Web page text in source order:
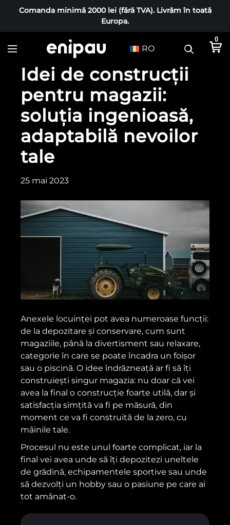
Comanda minimă 2000 lei (fără TVA). Livrăm în toată
Europa.
RO
0
Idei de construcții
pentru magazii:
soluția ingenioasă,
adaptabilă nevoilor
tale
25 mai 2023
Anexele locuinței pot avea numeroase funcții:
de la depozitare și conservare, cum sunt
magaziile, până la divertisment sau relaxare,
categorie în care se poate încadra un foișor
sau o piscină. O idee îndrăzneață ar fi să îți
construiești singur magazia: nu doar că vei
avea la final o construcție foarte utilă, dar și
satisfacția simțită va fi pe măsură, din
moment ce va fi construită de la zero, cu
mâinile tale.
Procesul nu este unul foarte complicat, iar la
final vei avea unde să îți depozitezi uneltele
de grădină, echipamentele sportive sau unde
să dezvolți un hobby sau o pasiune pe care ai
tot amânat-o.